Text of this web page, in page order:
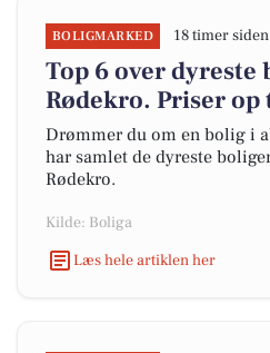
BOLIGMARKED 18 timer siden
Top 6 over
Rødekro. Priser
Drømmer du om en bolig i
har samlet de dyreste
Rødekro.
Kilde: Boliga
Læs hele artiklen her